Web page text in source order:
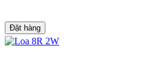
Đặt hàng